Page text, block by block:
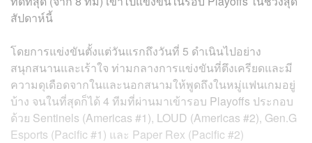
สัปดาห์นี้
โดยการแข่งขันตั้งแต่วันแรกถึงวันที่ 5 ดำเนินไปอย่าง
สนุกสนานและเร้าใจ ท่ามกลางการแข่งขันที่ตึงเครียดและมี
ความดุเดือดจากในและนอกสนามให้พูดถึงในหมู่แฟนเกมอยู่
บ้าง จนในที่สุดก็ได้ 4 ทีมที่ผ่านมาเข้ารอบ Playoffs ประกอบ
ด้วย Sentinels (Americas #1), LOUD (Americas #2), Gen.G
Esports (Pacific #1) และ Paper Rex (Pacific #2)